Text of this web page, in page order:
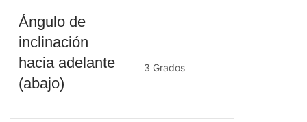
Ángulo de
inclinación
hacia adelante
(abajo)
3 Grados